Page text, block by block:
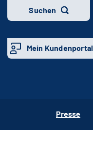
Suchen
Mein Kundenportal
Presse